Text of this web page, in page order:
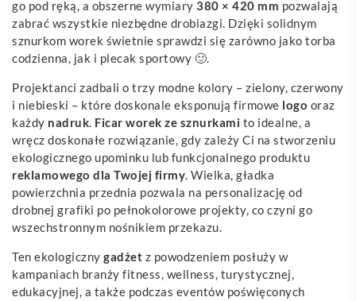
go pod ręką, a obszerne wymiary 380 × 420 mm pozwalają
zabrać wszystkie niezbędne drobiazgi. Dzięki solidnym
sznurkom worek świetnie sprawdzi się zarówno jako torba
codzienna, jak i plecak sportowy 🙂.
Projektanci zadbali o trzy modne kolory – zielony, czerwony
i niebieski – które doskonale eksponują firmowe logo oraz
każdy nadruk. Ficar worek ze sznurkami to idealne, a
wręcz doskonałe rozwiązanie, gdy zależy Ci na stworzeniu
ekologicznego upominku lub funkcjonalnego produktu
reklamowego dla Twojej firmy. Wielka, gładka
powierzchnia przednia pozwala na personalizację od
drobnej grafiki po pełnokolorowe projekty, co czyni go
wszechstronnym nośnikiem przekazu.
Ten ekologiczny gadżet z powodzeniem posłuży w
kampaniach branży fitness, wellness, turystycznej,
edukacyjnej, a także podczas eventów poświęconych